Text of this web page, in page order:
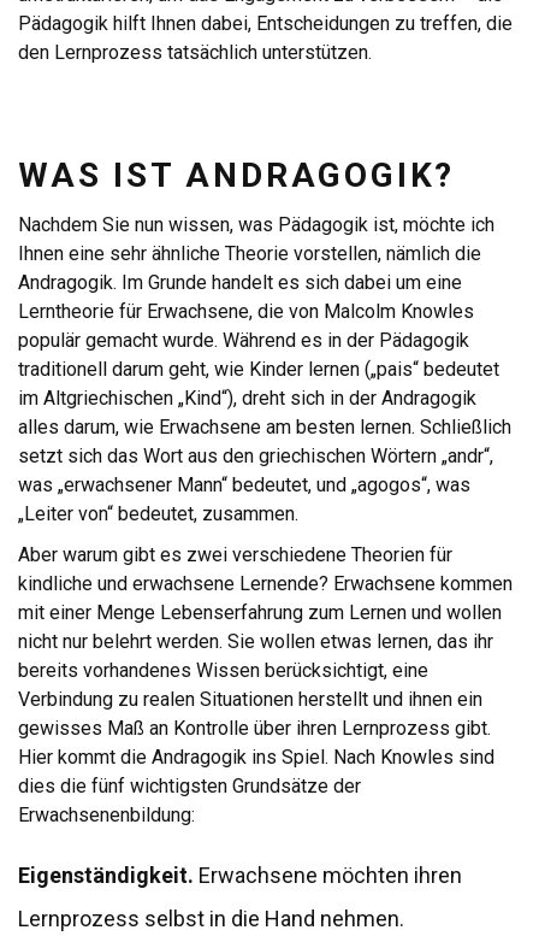
Pädagogik hilft Ihnen dabei, Entscheidungen zu treffen, die
den Lernprozess tatsächlich unterstützen.
WAS IST ANDRAGOGIK?
Nachdem Sie nun wissen, was Pädagogik ist, möchte ich
Ihnen eine sehr ähnliche Theorie vorstellen, nämlich die
Andragogik. Im Grunde handelt es sich dabei um eine
Lerntheorie für Erwachsene, die von Malcolm Knowles
populär gemacht wurde. Während es in der Pädagogik
traditionell darum geht, wie Kinder lernen („pais“ bedeutet
im Altgriechischen „Kind“), dreht sich in der Andragogik
alles darum, wie Erwachsene am besten lernen. Schließlich
setzt sich das Wort aus den griechischen Wörtern „andr“,
was „erwachsener Mann“ bedeutet, und „agogos“, was
„Leiter von“ bedeutet, zusammen.
Aber warum gibt es zwei verschiedene Theorien für
kindliche und erwachsene Lernende? Erwachsene kommen
mit einer Menge Lebenserfahrung zum Lernen und wollen
nicht nur belehrt werden. Sie wollen etwas lernen, das ihr
bereits vorhandenes Wissen berücksichtigt, eine
Verbindung zu realen Situationen herstellt und ihnen ein
gewisses Maß an Kontrolle über ihren Lernprozess gibt.
Hier kommt die Andragogik ins Spiel. Nach Knowles sind
dies die fünf wichtigsten Grundsätze der
Erwachsenenbildung:
Eigenständigkeit. Erwachsene möchten ihren
Lernprozess selbst in die Hand nehmen.